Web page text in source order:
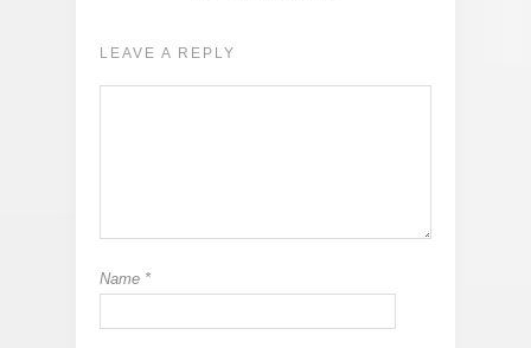
LEAVE A REPLY
Name *